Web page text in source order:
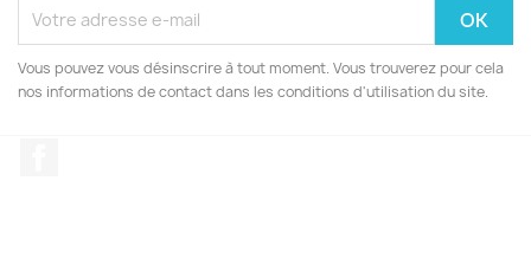
Vous pouvez vous désinscrire à tout moment. Vous trouverez pour cela
nos informations de contact dans les conditions d'utilisation du site.